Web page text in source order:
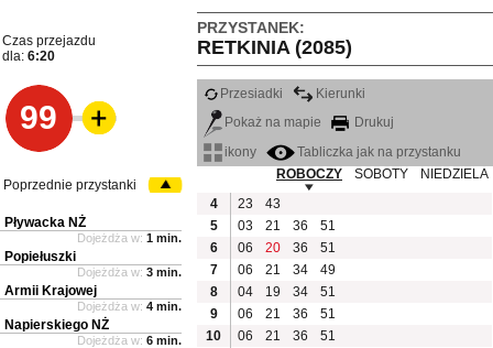
PRZYSTANEK:
RETKINIA (2085)
Czas przejazdu
dla: 6:20
99
Przesiadki
Kierunki
Pokaż na mapie
Drukuj
ikony
Tabliczka jak na przystanku
ROBOCZY
SOBOTY
NIEDZIELA
4
23
43
5
03 21 36
51
6
06 20 36
51
7
06 21 34
49
8
04 19 34
51
9
06 21 36
51
10
06 21 36
51
Poprzednie przystanki
Pływacka NŻ
Dojeżdża w: 1 min.
Popiełuszki
Dojeżdża w: 3 min.
Armii Krajowej
Dojeżdża w: 4 min.
Napierskiego NŻ
Dojeżdża w: 6 min.